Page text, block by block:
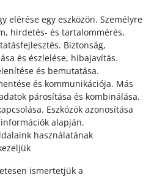
elérése egy eszközön. Személyre
hirdetés- és tartalommérés,
. Biztonság,
és észlelése, hibajavítás.
és bemutatása.
és kommunikációja. Más
párosítása és kombinálása.
. Eszközök azonosítása
alapján.
használatának
ismertetjük a
A KAPCSOLATOT